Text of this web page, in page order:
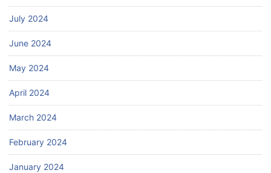
July 2024
June 2024
May 2024
April 2024
March 2024
February 2024
January 2024